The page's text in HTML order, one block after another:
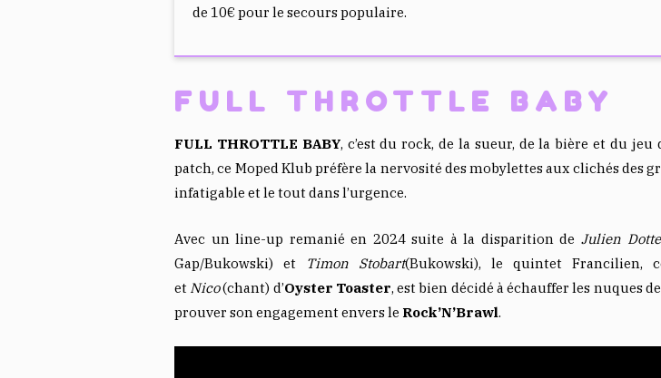
de 10€ pour le secours populaire.
FULL THROTTLE BABY
FULL THROTTLE BABY, c’est du rock, de la sueur, de la bière et du
patch, ce Moped Klub préfère la nervosité des mobylettes aux clichés des
infatigable et le tout dans l’urgence.
Avec un line-up remanié en 2024 suite à la disparition de Julien
Gap/Bukowski) et
Timon Stobart(Bukowski), le quintet Francilien,
et Nico(chant) d’Oyster Toaster, est bien décidé à échauffer les nuques
prouver son engagement envers le Rock’N’Brawl.